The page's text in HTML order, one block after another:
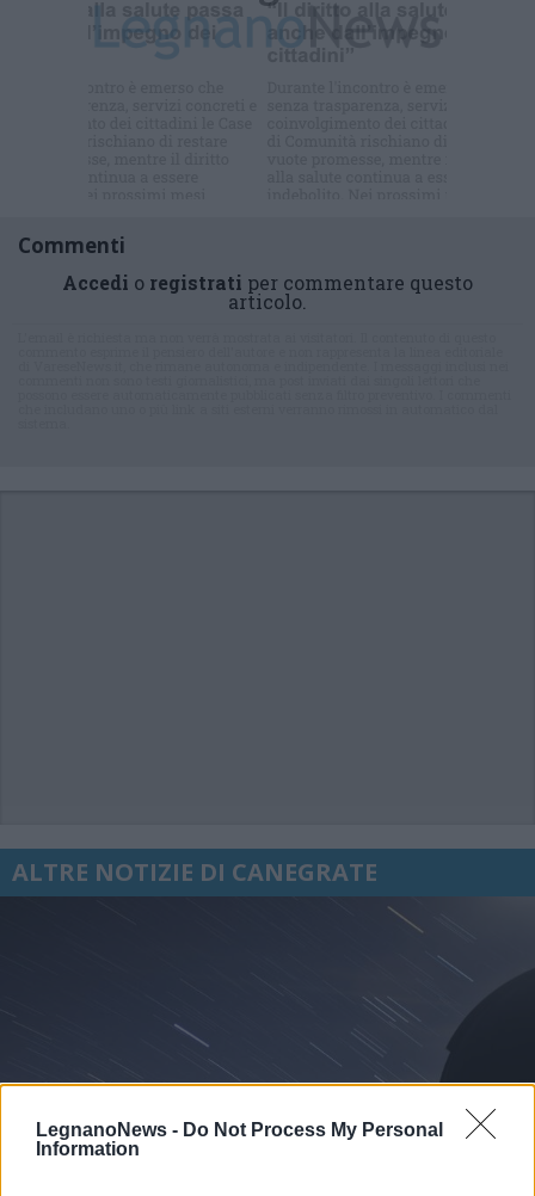
LegnanoNews - Do Not Process My Personal
Information
Commenti
Accedi o registrati per commentare questo
articolo.
ALTRE NOTIZIE DI CANEGRATE